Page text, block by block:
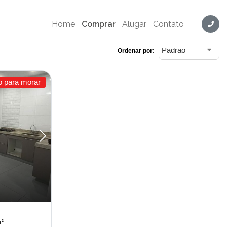
Home Comprar Alugar Contato
Ordenar por:
para morar